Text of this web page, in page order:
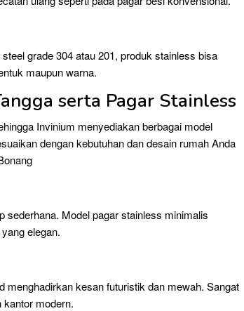
grade 304 atau 201, produk stainless bisa
maupun warna.
serta Pagar Stainless
Invinium menyediakan berbagai model
dengan kebutuhan dan desain rumah Anda
Model pagar stainless minimalis
elegan.
menghadirkan kesan futuristik dan mewah. Sangat
kantor modern.